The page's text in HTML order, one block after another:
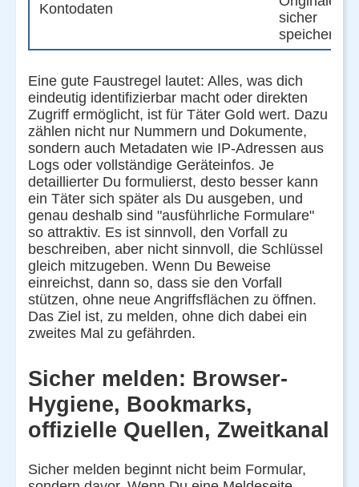
Kontodaten
sicher
speichern.
Eine gute Faustregel lautet: Alles, was dich
eindeutig identifizierbar macht oder direkten
Zugriff ermöglicht, ist für Täter Gold wert. Dazu
zählen nicht nur Nummern und Dokumente,
sondern auch Metadaten wie IP-Adressen aus
Logs oder vollständige Geräteinfos. Je
detaillierter Du formulierst, desto besser kann
ein Täter sich später als Du ausgeben, und
genau deshalb sind "ausführliche Formulare"
so attraktiv. Es ist sinnvoll, den Vorfall zu
beschreiben, aber nicht sinnvoll, die Schlüssel
gleich mitzugeben. Wenn Du Beweise
einreichst, dann so, dass sie den Vorfall
stützen, ohne neue Angriffsflächen zu öffnen.
Das Ziel ist, zu melden, ohne dich dabei ein
zweites Mal zu gefährden.
Sicher melden: Browser-
Hygiene, Bookmarks,
offizielle Quellen, Zweitkanal
Sicher melden beginnt nicht beim Formular,